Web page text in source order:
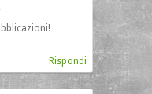
Rispondi